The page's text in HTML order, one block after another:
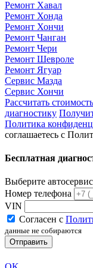
Ремонт Хавал
Ремонт Хонда
Ремонт Хончи
Ремонт Чанган
Ремонт Чери
Ремонт Шевроле
Ремонт Ягуар
Сервис Мазда
Сервис Хончи
Рассчитать
диагностику
Политика
соглашаетесь с
Бесплатная
Выберите автосервис
Номер телефона
VIN
Согласен с
данные не собираются
Отправить